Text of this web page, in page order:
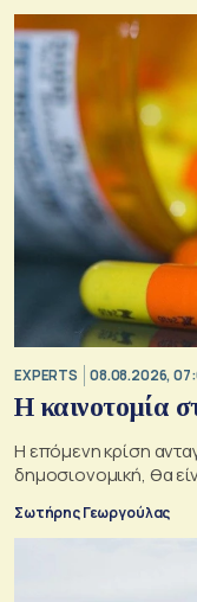
EXPERTS 08.08.2026,
Η καινοτομία
Η επόμενη κρίση
δημοσιονομική, θα
Σωτήρης Γεωργούλας